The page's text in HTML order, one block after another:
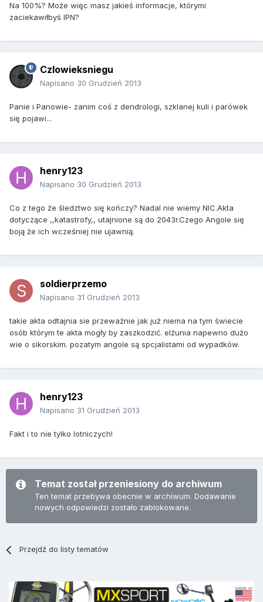
Na 100%? Może więc masz jakieś informacje, którymi
zaciekawiłbyś IPN?
Czlowieksniegu
Napisano 30 Grudzień 2013
Panie i Panowie- zanim coś z dendrologi, szklanej kuli i parówek
się pojawi...
henry123
Napisano 30 Grudzień 2013
Co z tego że śledztwo się kończy? Nadal nie wiemy NIC.Akta
dotyczące ,,katastrofy,, utajnione są do 2043r.Czego Angole się
boją że ich wcześniej nie ujawnią.
soldierprzemo
Napisano 31 Grudzień 2013
takie akta odtajnia sie przeważnie jak już niema na tym świecie
osób którym te akta mogły by zaszkodzić. elżunia napewno dużo
wie o sikorskim. pozatym angole są spcjalistami od wypadków.
henry123
Napisano 31 Grudzień 2013
Fakt i to nie tylko lotniczych!
Temat został przeniesiony do archiwum
Ten temat przebywa obecnie w archiwum. Dodawanie
nowych odpowiedzi zostało zablokowane.
Przejdź do listy tematów